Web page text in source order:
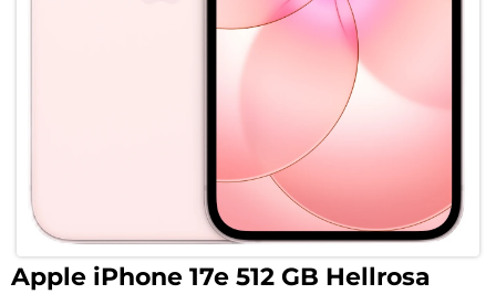
Apple iPhone 17e 512 GB Hellrosa